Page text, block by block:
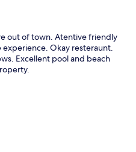
out of town. Atentive friendly
Okay resteraunt.
Excellent pool and beach